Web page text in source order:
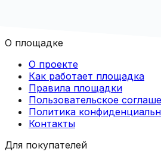
О площадке
О проекте
Как работает площадка
Правила площадки
Пользовательское
Политика
Контакты
Для покупателей